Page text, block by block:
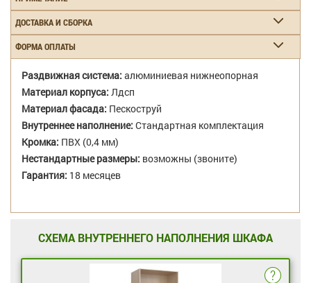
ДОСТАВКА И СБОРКА
ФОРМА ОПЛАТЫ
Раздвижная система: алюминиевая нижнеопорная
Материал корпуса: Лдсп
Материал фасада: Пескоструй
Внутреннее наполнение: Стандартная комплектация
Кромка: ПВХ (0,4 мм)
Нестандартные размеры: возможны (звоните)
Гарантия: 18 месяцев
СХЕМА ВНУТРЕННЕГО НАПОЛНЕНИЯ ШКАФА